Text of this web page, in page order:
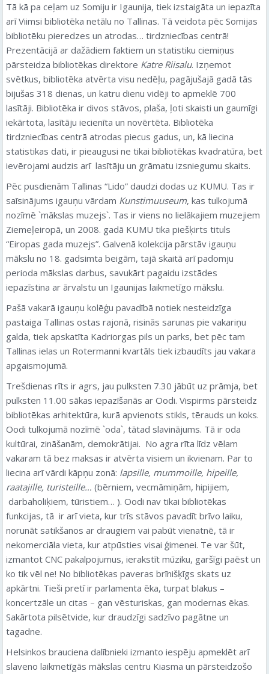
Tā kā pa ceļam uz Somiju ir Igaunija, tiek izstaigāta un iepazīta
arī Viimsi bibliotēka netālu no Tallinas. Tā veidota pēc Somijas
bibliotēku pieredzes un atrodas… tirdzniecības centrā!
Prezentācijā ar dažādiem faktiem un statistiku ciemiņus
pārsteidza bibliotēkas direktore Katre Riisalu. Izņemot
svētkus, bibliotēka atvērta visu nedēļu, pagājušajā gadā tās
bijušas 318 dienas, un katru dienu vidēji to apmeklē 700
lasītāji. Bibliotēka ir divos stāvos, plaša, ļoti skaisti un gaumīgi
iekārtota, lasītāju iecienīta un novērtēta. Bibliotēka
tirdzniecības centrā atrodas piecus gadus, un, kā liecina
statistikas dati, ir pieaugusi ne tikai bibliotēkas kvadratūra, bet
ievērojami audzis arī lasītāju un grāmatu izsniegumu skaits.
Pēc pusdienām Tallinas “Lido” daudzi dodas uz KUMU. Tas ir
saīsinājums igauņu vārdam Kunstimuuseum, kas tulkojumā
nozīmē `mākslas muzejs`. Tas ir viens no lielākajiem muzejiem
Ziemeļeiropā, un 2008. gadā KUMU tika piešķirts tituls
“Eiropas gada muzejs”. Galvenā kolekcija pārstāv igauņu
mākslu no 18. gadsimta beigām, tajā skaitā arī padomju
perioda mākslas darbus, savukārt pagaidu izstādes
iepazīstina ar ārvalstu un Igaunijas laikmetīgo mākslu.
Pašā vakarā igauņu kolēģu pavadībā notiek nesteidzīga
pastaiga Tallinas ostas rajonā, risinās sarunas pie vakariņu
galda, tiek apskatīta Kadriorgas pils un parks, bet pēc tam
Tallinas ielas un Rotermanni kvartāls tiek izbaudīts jau vakara
apgaismojumā.
Trešdienas rīts ir agrs, jau pulksten 7.30 jābūt uz prāmja, bet
pulksten 11.00 sākas iepazīšanās ar Oodi. Vispirms pārsteidz
bibliotēkas arhitektūra, kurā apvienots stikls, tērauds un koks.
Oodi tulkojumā nozīmē `oda`, tātad slavinājums. Tā ir oda
kultūrai, zināšanām, demokrātijai. No agra rīta līdz vēlam
vakaram tā bez maksas ir atvērta visiem un ikvienam. Par to
liecina arī vārdi kāpņu zonā: lapsille, mummoille, hipeille,
raatajille, turisteille… (bērniem, vecmāmiņām, hipijiem,
darbaholiķiem, tūristiem… ). Oodi nav tikai bibliotēkas
funkcijas, tā ir arī vieta, kur trīs stāvos pavadīt brīvo laiku,
norunāt satikšanos ar draugiem vai pabūt vienatnē, tā ir
nekomerciāla vieta, kur atpūsties visai ģimenei. Te var šūt,
izmantot CNC pakalpojumus, ierakstīt mūziku, garšīgi paēst un
ko tik vēl ne! No bibliotēkas paveras brīnišķīgs skats uz
apkārtni. Tieši pretī ir parlamenta ēka, turpat blakus –
koncertzāle un citas – gan vēsturiskas, gan modernas ēkas.
Sakārtota pilsētvide, kur draudzīgi sadzīvo pagātne un
tagadne.
Helsinkos brauciena dalībnieki izmanto iespēju apmeklēt arī
slaveno laikmetīgās mākslas centru Kiasma un pārsteidzošo